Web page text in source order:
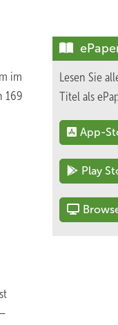
im
169
Lesen Sie
Titel als
App-
Play